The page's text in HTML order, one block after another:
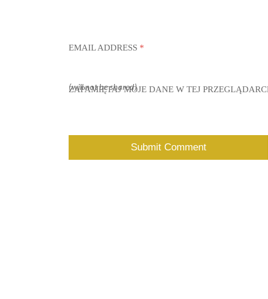
EMAIL ADDRESS *
(will not be shared)
ZAPAMIĘTAJ MOJE DANE W TEJ